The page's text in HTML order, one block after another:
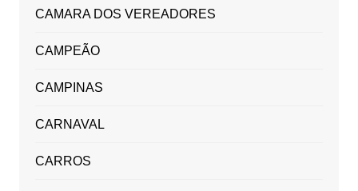
CAMARA DOS VEREADORES
CAMPEÃO
CAMPINAS
CARNAVAL
CARROS